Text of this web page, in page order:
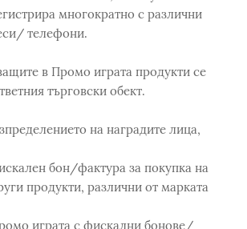
многократно с различни
телефони.
в Промо играта продукти се
търговски обект.
на наградите лица,
бон/фактура за покупка на
продукти, различни от марката
играта с фискални бонове/